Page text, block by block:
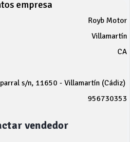
empresa
Royb Motor
Villamartín
CA
s/n, 11650 - Villamartín (Cádiz)
956730353
vendedor